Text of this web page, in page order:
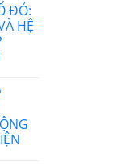
ĐỎ:
HỆ